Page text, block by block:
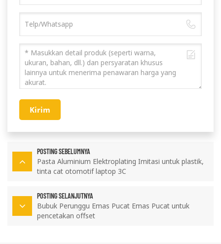
Kirim
POSTING SEBELUMNYA
Pasta Aluminium Elektroplating Imitasi untuk plastik,
tinta cat otomotif laptop 3C
POSTING SELANJUTNYA
Bubuk Perunggu Emas Pucat Emas Pucat untuk
pencetakan offset